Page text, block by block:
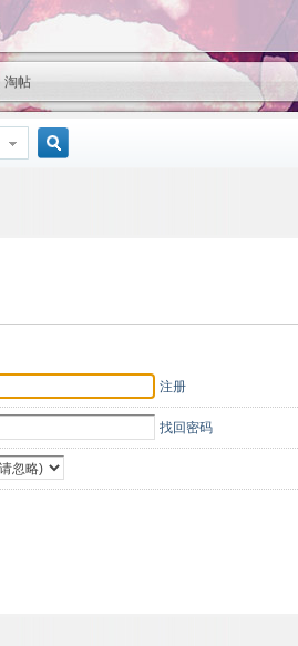
淘帖
注册
找回密码